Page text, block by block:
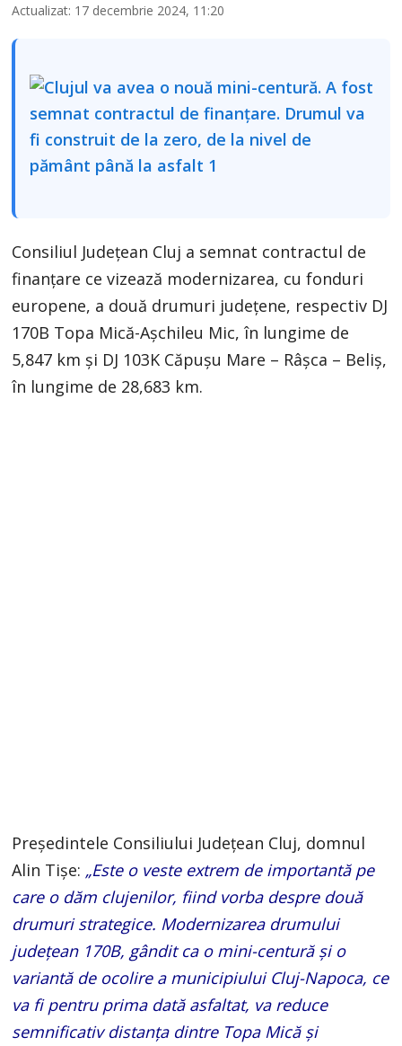
Actualizat: 17 decembrie 2024, 11:20
Consiliul Județean Cluj a semnat contractul de
finanțare ce vizează modernizarea, cu fonduri
europene, a două drumuri județene, respectiv DJ
170B Topa Mică-Așchileu Mic, în lungime de
5,847 km și DJ 103K Căpușu Mare – Râșca – Beliș,
în lungime de 28,683 km.
Președintele Consiliului Județean Cluj, domnul
Alin Tișe: „Este o veste extrem de importantă pe
care o dăm clujenilor, fiind vorba despre două
drumuri strategice. Modernizarea drumului
județean 170B, gândit ca o mini-centură și o
variantă de ocolire a municipiului Cluj-Napoca, ce
va fi pentru prima dată asfaltat, va reduce
semnificativ distanța dintre Topa Mică și